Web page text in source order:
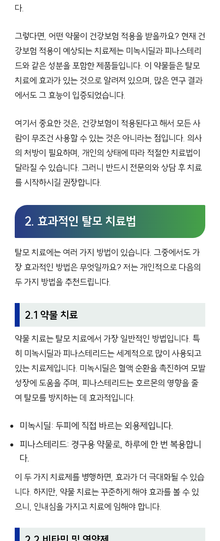
다.
그렇다면, 어떤 약물이 건강보험 적용을 받을까요? 현재 건
강보험 적용이 예상되는 치료제는 미녹시딜과 피나스테리
드와 같은 성분을 포함한 제품들입니다. 이 약물들은 탈모
치료에 효과가 있는 것으로 알려져 있으며, 많은 연구 결과
에서도 그 효능이 입증되었습니다.
여기서 중요한 것은, 건강보험이 적용된다고 해서 모든 사
람이 무조건 사용할 수 있는 것은 아니라는 점입니다. 의사
의 처방이 필요하며, 개인의 상태에 따라 적절한 치료법이
달라질 수 있습니다. 그러니 반드시 전문의와 상담 후 치료
를 시작하시길 권장합니다.
2. 효과적인 탈모 치료법
탈모 치료에는 여러 가지 방법이 있습니다. 그중에서도 가
장 효과적인 방법은 무엇일까요? 저는 개인적으로 다음의
두 가지 방법을 추천드립니다.
2.1 약물 치료
약물 치료는 탈모 치료에서 가장 일반적인 방법입니다. 특
히 미녹시딜과 피나스테리드는 세계적으로 많이 사용되고
있는 치료제입니다. 미녹시딜은 혈액 순환을 촉진하여 모발
성장에 도움을 주며, 피나스테리드는 호르몬의 영향을 줄
여 탈모를 방지하는 데 효과적입니다.
미녹시딜: 두피에 직접 바르는 외용제입니다.
피나스테리드: 경구용 약물로, 하루에 한 번 복용합니
다.
이 두 가지 치료제를 병행하면, 효과가 더 극대화될 수 있습
니다. 하지만, 약물 치료는 꾸준하게 해야 효과를 볼 수 있
으니, 인내심을 가지고 치료에 임해야 합니다.